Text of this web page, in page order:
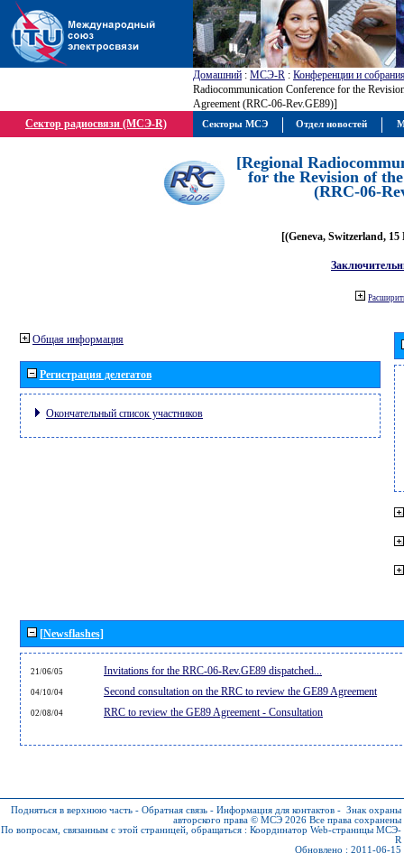
Домашний : МСЭ-R : Конференции и
Radiocommunication Conference for the
Agreement (RRC-06-Rev.GE89)]
Сектор радиосвязи (МСЭ-R)
[Regional
for the Revision of
(RRC-06-
[(Geneva, Switzerland, 15
Общая информация
Регистрация делегатов
Окончательный список участников
[Newsflashes]
21/06/05 Invitations for the RRC-06-Rev.GE89 dispatched...
04/10/04 Second consultation on the RRC to review the GE89 Agreement
02/08/04 RRC to review the GE89 Agreement - Consultation
Подняться в верхнюю часть - Обратная связь - Информация для контактов - Знак охраны
авторского права © МСЭ 2026 Все права сохранены
По вопросам, связанным с этой страницей, обращаться : Координатор Web-страницы МСЭ-
R
Обновлено : 2011-06-15
Секторы МСЭ Отдел новостей